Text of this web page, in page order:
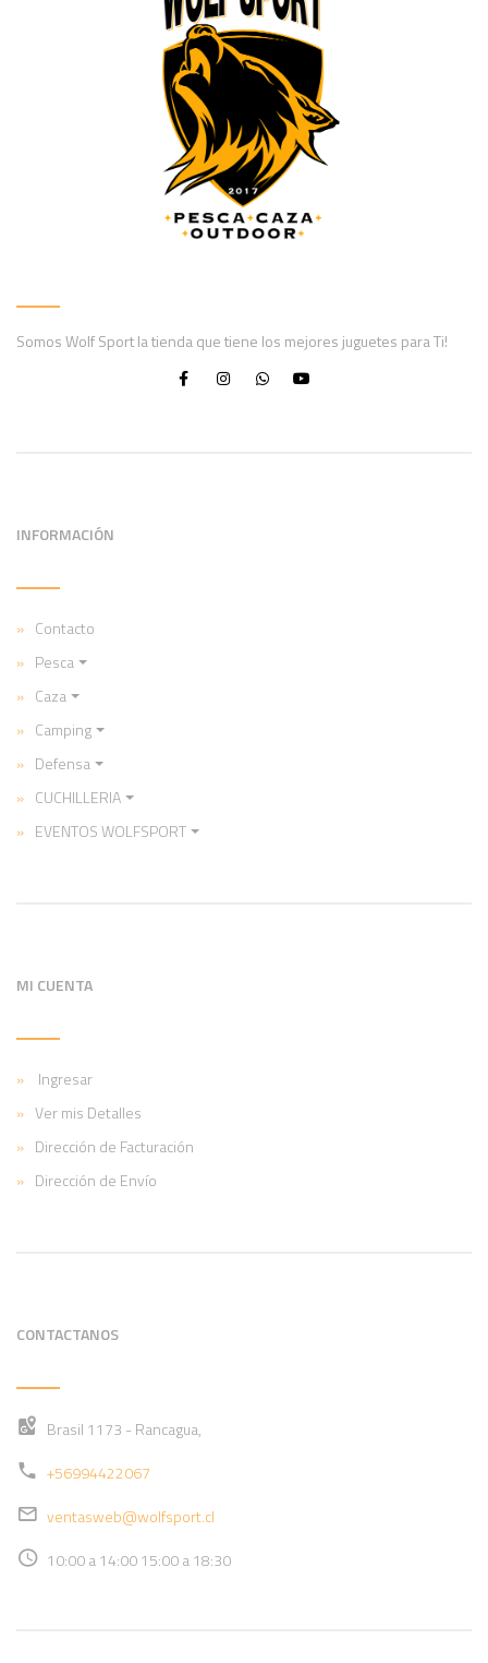
Somos Wolf Sport la tienda que tiene los mejores juguetes para Ti!
INFORMACIÓN
Contacto
Pesca
Caza
Camping
Defensa
CUCHILLERIA
EVENTOS WOLFSPORT
MI CUENTA
Ingresar
Ver mis Detalles
Dirección de Facturación
Dirección de Envío
CONTACTANOS
Brasil 1173 - Rancagua,
+56994422067
ventasweb@wolfsport.cl
10:00 a 14:00 15:00 a 18:30